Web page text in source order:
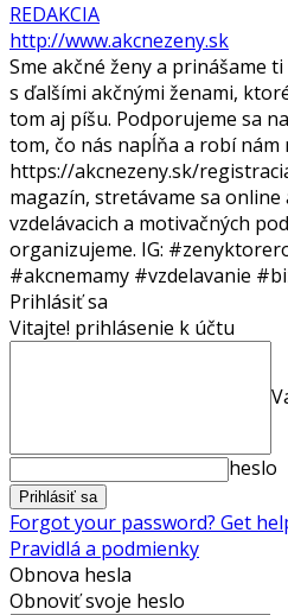
REDAKCIA
http://www.akcnezeny.sk
Sme akčné ženy a prinášame
s ďalšími akčnými ženami,
tom aj píšu. Podporujeme sa
tom, čo nás napĺňa a robí nám
https://akcnezeny.sk/
magazín, stretávame sa
vzdelávacich a motivačných
organizujeme. IG:
#akcnemamy #vzdelavanie
Prihlásiť sa
Vitajte! prihlásenie k účtu
heslo
Forgot your password? Get
Pravidlá a podmienky
Obnova hesla
Obnoviť svoje heslo